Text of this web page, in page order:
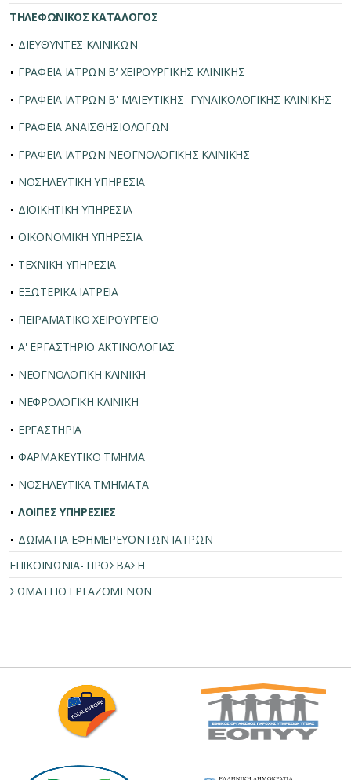
ΤΗΛΕΦΩΝΙΚΟΣ ΚΑΤΑΛΟΓΟΣ
ΔΙΕΥΘΥΝΤΕΣ ΚΛΙΝΙΚΩΝ
ΓΡΑΦΕΙΑ ΙΑΤΡΩΝ Β’ ΧΕΙΡΟΥΡΓΙΚΗΣ ΚΛΙΝΙΚΗΣ
ΓΡΑΦΕΙΑ ΙΑΤΡΩΝ Β' ΜΑΙΕΥΤΙΚΗΣ- ΓΥΝΑΙΚΟΛΟΓΙΚΗΣ ΚΛΙΝΙΚΗΣ
ΓΡΑΦΕΙΑ ΑΝΑΙΣΘΗΣΙΟΛΟΓΩΝ
ΓΡΑΦΕΙΑ ΙΑΤΡΩΝ ΝΕΟΓΝΟΛΟΓΙΚΗΣ ΚΛΙΝΙΚΗΣ
ΝΟΣΗΛΕΥΤΙΚΗ ΥΠΗΡΕΣΙΑ
ΔΙΟΙΚΗΤΙΚΗ ΥΠΗΡΕΣΙΑ
ΟΙΚΟΝΟΜΙΚΗ ΥΠΗΡΕΣΙΑ
ΤΕΧΝΙΚΗ ΥΠΗΡΕΣΙΑ
ΕΞΩΤΕΡΙΚΑ ΙΑΤΡΕΙΑ
ΠΕΙΡΑΜΑΤΙΚΟ ΧΕΙΡΟΥΡΓΕΙΟ
Α' ΕΡΓΑΣΤΗΡΙΟ ΑΚΤΙΝΟΛΟΓΙΑΣ
ΝΕΟΓΝΟΛΟΓΙΚΗ ΚΛΙΝΙΚΗ
ΝΕΦΡΟΛΟΓΙΚΗ ΚΛΙΝΙΚΗ
ΕΡΓΑΣΤΗΡΙΑ
ΦΑΡΜΑΚΕΥΤΙΚΟ ΤΜΗΜΑ
ΝΟΣΗΛΕΥΤΙΚΑ ΤΜΗΜΑΤΑ
ΛΟΙΠΕΣ ΥΠΗΡΕΣΙΕΣ
ΔΩΜΑΤΙΑ ΕΦΗΜΕΡΕΥΟΝΤΩΝ ΙΑΤΡΩΝ
ΕΠΙΚΟΙΝΩΝΙΑ- ΠΡΟΣΒΑΣΗ
ΣΩΜΑΤΕΙΟ ΕΡΓΑΖΟΜΕΝΩΝ